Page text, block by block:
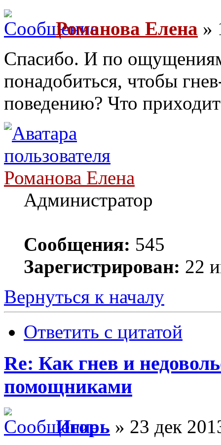
Романова Елена »
Спасибо. И по
понадобиться, чтобы
поведению? Что
Романова Елена
Администратор
Сообщения: 545
Зарегистрирован: 22
Вернуться к началу
Ответить с цитатой
Re: Как гнев и
помощниками
Игорь » 23 дек